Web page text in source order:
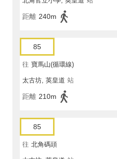
距離 240m
85
往 寶馬山(循環線)
太古坊, 英皇道 站
距離 210m
85
往 北角碼頭